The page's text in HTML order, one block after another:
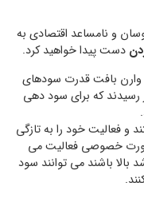
و نامساعد اقتصادی به
دست پیدا خواهید کرد.
وارن بافت قدرت سودهای
رسیدند که برای سود دهی
و فعالیت خود را به تازگی
خصوصی فعالیت می
بالا باشند می توانند سود